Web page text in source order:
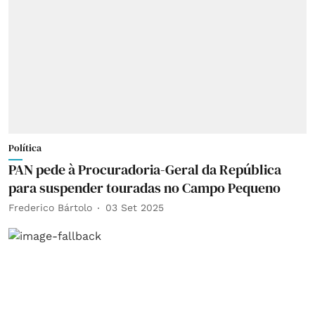
Política
PAN pede à Procuradoria-Geral da República
para suspender touradas no Campo Pequeno
Frederico Bártolo 03 Set 2025